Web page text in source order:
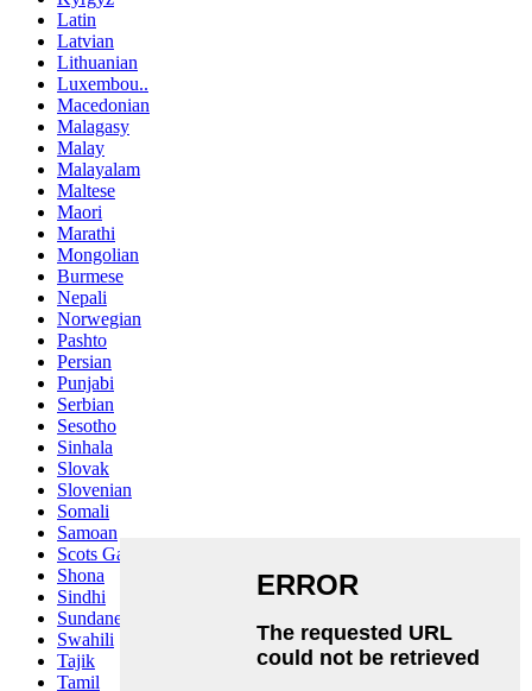
Latin
Latvian
Lithuanian
Luxembou..
Macedonian
Malagasy
Malay
Malayalam
Maltese
Maori
Marathi
Mongolian
Burmese
Nepali
Norwegian
Pashto
Persian
Punjabi
Serbian
Sesotho
Sinhala
Slovak
Slovenian
Somali
Samoan
Scots Gaelic
Shona
Sindhi
Sundanese
Swahili
Tajik
Tamil